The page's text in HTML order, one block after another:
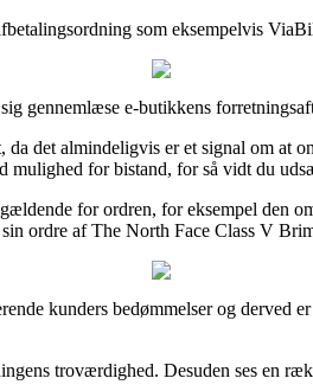
som eksempelvis
gennemlæse e-butikkens
det almindeligvis er et signal om at
for bistand, for så vidt du
for ordren, for eksempel den
ordre af The North Face Class V
kunders bedømmelser og
troværdighed. Desuden ses en